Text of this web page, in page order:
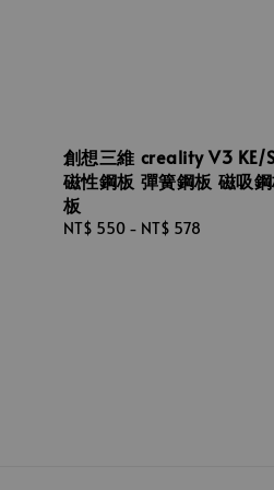
創想三維 creality V3 KE/
磁性鋼板 彈簧鋼板 磁吸鋼
板
Regular
NT$ 550- NT$ 578